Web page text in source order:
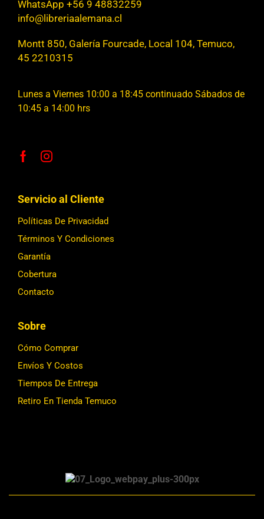
WhatsApp +56 9 48832259
info@libreriaalemana.cl
Montt 850, Galería Fourcade, Local 104, Temuco,
45 2210315
Lunes a Viernes 10:00 a 18:45 continuado Sábados de
10:45 a 14:00 hrs
Servicio al Cliente
Políticas De Privacidad
Términos Y Condiciones
Garantía
Cobertura
Contacto
Sobre
Cómo Comprar
Envíos Y Costos
Tiempos De Entrega
Retiro En Tienda Temuco